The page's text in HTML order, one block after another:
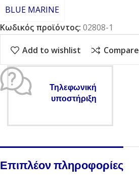
BLUE MARINE
Κωδικός προϊόντος: 02808-1
Add to wishlist Compare
Τηλεφωνική
υποστήριξη
Επιπλέον πληροφορίες